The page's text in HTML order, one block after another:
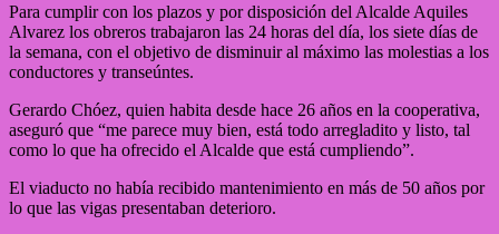
Para cumplir con los plazos y por disposición del Alcalde Aquiles
Alvarez los obreros trabajaron las 24 horas del día, los siete días de
la semana, con el objetivo de disminuir al máximo las molestias a los
conductores y transeúntes.
Gerardo Chóez, quien habita desde hace 26 años en la cooperativa,
aseguró que “me parece muy bien, está todo arregladito y listo, tal
como lo que ha ofrecido el Alcalde que está cumpliendo”.
El viaducto no había recibido mantenimiento en más de 50 años por
lo que las vigas presentaban deterioro.